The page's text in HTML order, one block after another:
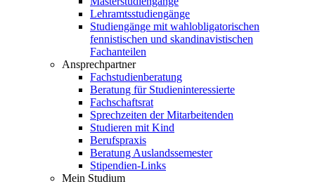
Lehramtsstudiengänge
Studiengänge mit wahlobligatorischen
fennistischen und skandinavistischen
Fachanteilen
Ansprechpartner
Fachstudienberatung
Beratung für Studieninteressierte
Fachschaftsrat
Sprechzeiten der Mitarbeitenden
Studieren mit Kind
Berufspraxis
Beratung Auslandssemester
Stipendien-Links
Mein Studium